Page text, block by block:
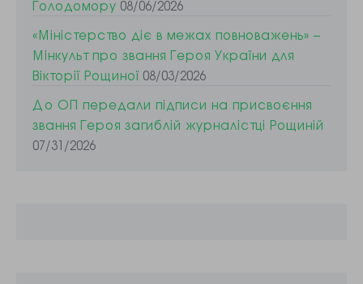
Голодомору 08/06/2026
«Міністерство діє в межах повноважень» –
Мінкульт про звання Героя України для
Вікторії Рощиної 08/03/2026
До ОП передали підписи на присвоєння
звання Героя загиблій журналістці Рощиній
07/31/2026